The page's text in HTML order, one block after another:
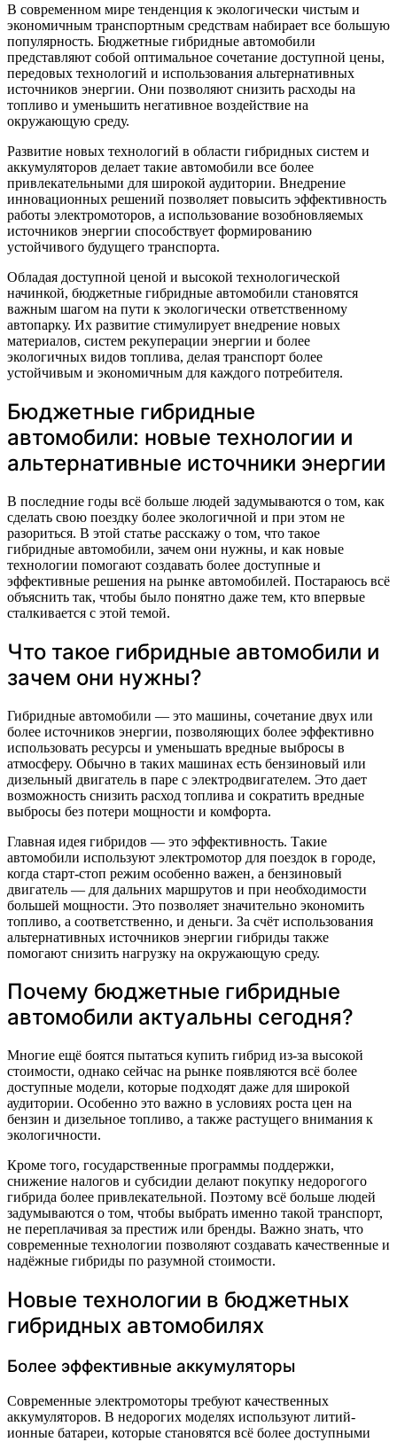
В современном мире тенденция к экологически чистым и
экономичным транспортным средствам набирает все большую
популярность. Бюджетные гибридные автомобили
представляют собой оптимальное сочетание доступной цены,
передовых технологий и использования альтернативных
источников энергии. Они позволяют снизить расходы на
топливо и уменьшить негативное воздействие на
окружающую среду.
Развитие новых технологий в области гибридных систем и
аккумуляторов делает такие автомобили все более
привлекательными для широкой аудитории. Внедрение
инновационных решений позволяет повысить эффективность
работы электромоторов, а использование возобновляемых
источников энергии способствует формированию
устойчивого будущего транспорта.
Обладая доступной ценой и высокой технологической
начинкой, бюджетные гибридные автомобили становятся
важным шагом на пути к экологически ответственному
автопарку. Их развитие стимулирует внедрение новых
материалов, систем рекуперации энергии и более
экологичных видов топлива, делая транспорт более
устойчивым и экономичным для каждого потребителя.
Бюджетные гибридные
автомобили: новые технологии и
альтернативные источники энергии
В последние годы всё больше людей задумываются о том, как
сделать свою поездку более экологичной и при этом не
разориться. В этой статье расскажу о том, что такое
гибридные автомобили, зачем они нужны, и как новые
технологии помогают создавать более доступные и
эффективные решения на рынке автомобилей. Постараюсь всё
объяснить так, чтобы было понятно даже тем, кто впервые
сталкивается с этой темой.
Что такое гибридные автомобили и
зачем они нужны?
Гибридные автомобили — это машины, сочетание двух или
более источников энергии, позволяющих более эффективно
использовать ресурсы и уменьшать вредные выбросы в
атмосферу. Обычно в таких машинах есть бензиновый или
дизельный двигатель в паре с электродвигателем. Это дает
возможность снизить расход топлива и сократить вредные
выбросы без потери мощности и комфорта.
Главная идея гибридов — это эффективность. Такие
автомобили используют электромотор для поездок в городе,
когда старт-стоп режим особенно важен, а бензиновый
двигатель — для дальних маршрутов и при необходимости
большей мощности. Это позволяет значительно экономить
топливо, а соответственно, и деньги. За счёт использования
альтернативных источников энергии гибриды также
помогают снизить нагрузку на окружающую среду.
Почему бюджетные гибридные
автомобили актуальны сегодня?
Многие ещё боятся пытаться купить гибрид из-за высокой
стоимости, однако сейчас на рынке появляются всё более
доступные модели, которые подходят даже для широкой
аудитории. Особенно это важно в условиях роста цен на
бензин и дизельное топливо, а также растущего внимания к
экологичности.
Кроме того, государственные программы поддержки,
снижение налогов и субсидии делают покупку недорогого
гибрида более привлекательной. Поэтому всё больше людей
задумываются о том, чтобы выбрать именно такой транспорт,
не переплачивая за престиж или бренды. Важно знать, что
современные технологии позволяют создавать качественные и
надёжные гибриды по разумной стоимости.
Новые технологии в бюджетных
гибридных автомобилях
Более эффективные аккумуляторы
Современные электромоторы требуют качественных
аккумуляторов. В недорогих моделях используют литий-
ионные батареи, которые становятся всё более доступными